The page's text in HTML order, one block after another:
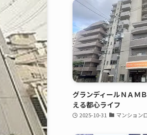
グランディールＮＡＭ
える都心ライフ
2025-10-31 マンション